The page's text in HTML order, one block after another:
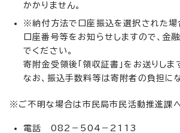
かかりません。
※納付方法で口座振込を選択された場
口座番号等をお知らせしますので、金
でください。
寄附金受領後「領収証書」をお送りしま
なお、振込手数料等は寄附者の負担にな
※ご不明な場合は市民局市民活動推進課へ
電話 082－504－2113